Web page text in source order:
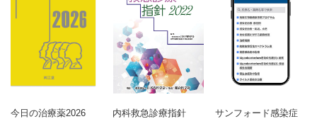
今日の治療薬2026
内科救急診療指針
サンフォード感染症